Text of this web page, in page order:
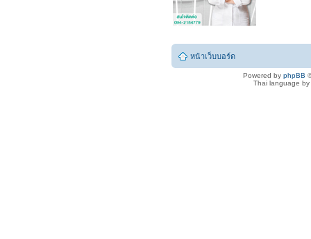
หน้าเว็บบอร์ด
Powered by phpBB
Thai language by